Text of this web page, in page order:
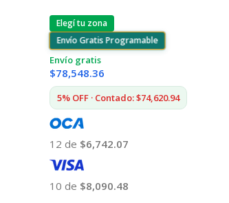
Elegí tu zona
Envío Gratis Programable
Envío gratis
$78,548.36
5% OFF · Contado: $74,620.94
12 de $6,742.07
10 de $8,090.48